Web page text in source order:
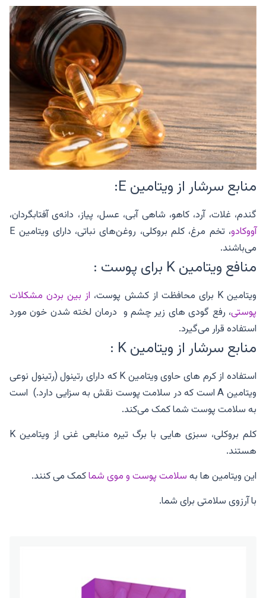
منابع سرشار از ویتامین E:
گندم، غلات، آرد، کاهو، شاهی آبی، عسل، پیاز، دانه‌ی آفتابگردان،
آووکادو
، تخم مرغ، کلم بروکلی، روغن‌های نباتی، دارای ویتامین E
می‌باشند.
منافع ویتامین K برای پوست :
ویتامین K برای محافظت از کشش پوست،
از بین بردن مشکلات
پوستی، رفع گودی های زیر چشم و درمان لخته شدن خون مورد
استفاده قرار می‌گیرد.
منابع سرشار از ویتامین K :
استفاده از کرم ‌های حاوی ویتامین K که دارای رتینول (رتینول نوعی
ویتامین A است که در سلامت پوست نقش به‌ سزایی دارد.) است
به سلامت پوست شما کمک می‌کند.
کلم بروکلی، سبزی‌ هایی با برگ تیره منابعی غنی از ویتامین K
هستند.
این ویتامین ها بهسلامت پوست و موی شماکمک می کنند.
با آرزوی سلامتی برای شما.